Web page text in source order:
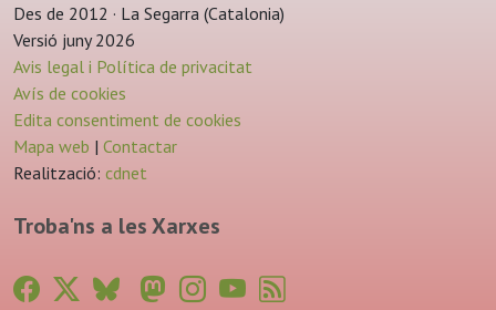
Des de 2012 · La Segarra (Catalonia)
Versió juny 2026
Avis legal i Política de privacitat
Avís de cookies
Edita consentiment de cookies
Mapa web | Contactar
Realització: cdnet
Troba'ns a les Xarxes